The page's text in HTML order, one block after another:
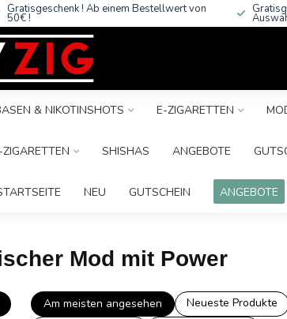
Gratisgeschenk ! Ab einem Bestellwert von
50€ !
& NIKOTINSHOTS E-ZIGARETTEN
SHISHAS ANGEBOTE
NEU GUTSCHEIN ANGEBOTE
Mod mit Power
Am meisten angesehen Neueste Produkte